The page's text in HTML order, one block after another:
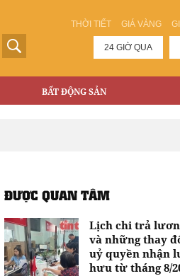
THỜI TIẾT GIÁ VÀNG
24 GIỜ QUA
BẤT ĐỘNG SẢN
ĐƯỢC QUAN TÂM
Lịch chi trả
và những thay
uỷ quyền nhận
hưu từ tháng 8/